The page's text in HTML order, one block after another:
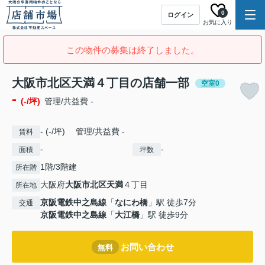
ログイン
お気に入り
0
この物件の募集は終了しました。
大阪市北区天満４丁目の店舗一部 空室0
- (-/坪) 管理/共益費 -
賃料 - (-/坪) 管理/共益費 -
面積 - 坪数 -
所在階 1階/3階建
所在地 大阪府大阪市北区天満４丁目
交通 京阪電鉄中之島線 「なにわ橋 」駅 徒歩7分
京阪電鉄中之島線 「大江橋 」駅 徒歩9分
無料 お問い合わせ